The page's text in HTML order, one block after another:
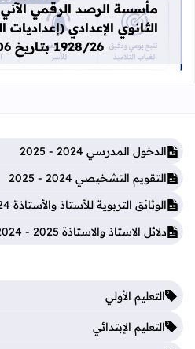
مأسسة الرصد الرقمي
الثانوي الإعدادي (إعداديات
1928/26 بتاريخ 06 ماي 2026
الدخول المدرسي 2024 - 2025
التقويم التشخيصي 2024 - 2025
الوثائق التربوية للأستاذ والأستاذة 2024 - 2025
دلائل الاستاذ والاستاذة 2025 - 2024
التعليم الأولي
التعليم الإبتدائي